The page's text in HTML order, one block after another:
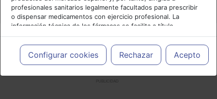
Cancelar
profesionales sanitarios legalmente facultados para prescribir
o dispensar medicamentos con ejercicio profesional. La
información técnica de los fármacos se facilita a título
meramente informativo, siendo responsabilidad de los
profesionales facultados prescribir medicamentos y decidir, en
cada caso concreto, el tratamiento más adecuado a las
necesidades del paciente.
Configurar cookies Rechazar Acepto